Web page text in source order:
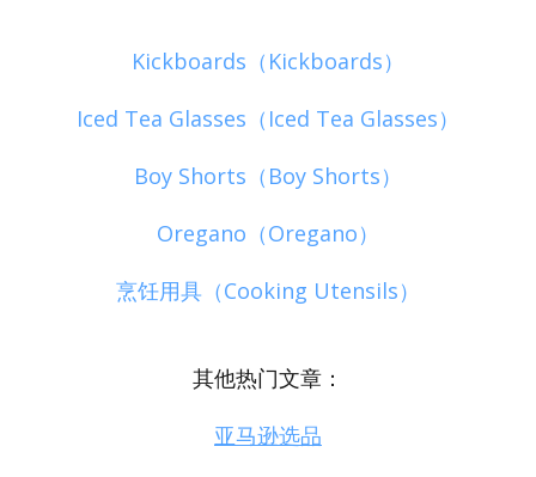
Kickboards（Kickboards）
Iced Tea Glasses（Iced Tea Glasses）
Boy Shorts（Boy Shorts）
Oregano（Oregano）
烹饪用具（Cooking Utensils）
其他热门文章：
亚马逊选品